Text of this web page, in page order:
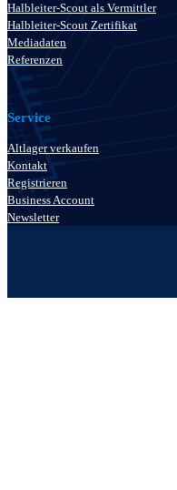
Halbleiter-Scout als Vermittler
Halbleiter-Scout Zertifikat
Mediadaten
Referenzen
Service
Altlager verkaufen
Kontakt
Registrieren
Business Account
Newsletter